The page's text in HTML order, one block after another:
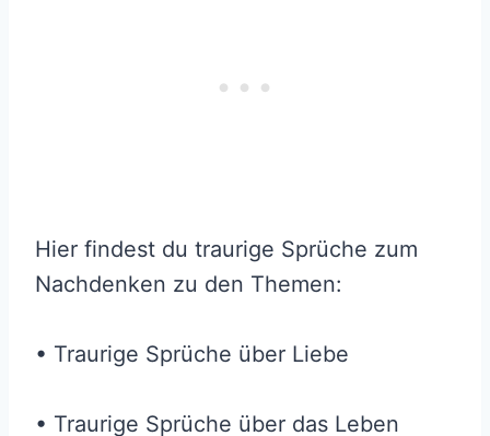
Hier findest du traurige Sprüche zum
Nachdenken zu den Themen:
• Traurige Sprüche über Liebe
• Traurige Sprüche über das Leben